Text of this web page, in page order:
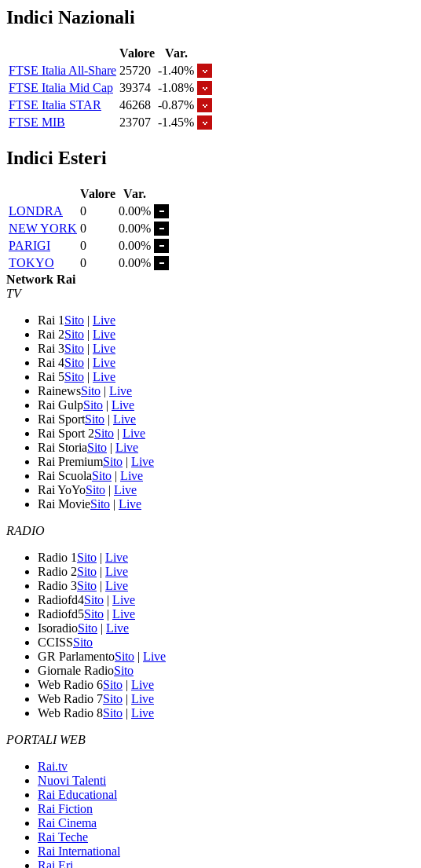
Indici Nazionali
Valore
Var.
FTSE Italia All-Share 25720 -1.40%
FTSE Italia Mid Cap 39374 -1.08%
FTSE Italia STAR
46268 -0.87%
FTSE MIB
23707 -1.45%
Indici Esteri
Valore Var.
LONDRA
0
0.00%
NEW YORK 0
0.00%
PARIGI
0
0.00%
TOKYO
0
0.00%
Network Rai
TV
Rai 1 Sito | Live
Rai 2Sito | Live
Rai 3Sito | Live
Rai 4Sito | Live
Rai 5Sito | Live
RainewsSito | Live
Rai GulpSito | Live
Rai SportSito | Live
Rai Sport 2Sito | Live
Rai StoriaSito | Live
Rai PremiumSito | Live
Rai ScuolaSito | Live
Rai YoYoSito | Live
Rai MovieSito | Live
RADIO
Radio 1 Sito | Live
Radio 2Sito | Live
Radio 3Sito | Live
Radiofd4Sito | Live
Radiofd5Sito | Live
IsoradioSito | Live
CCISSSito
GR ParlamentoSito | Live
Giornale RadioSito
Web Radio 6Sito | Live
Web Radio 7Sito | Live
Web Radio 8Sito | Live
PORTALI WEB
Rai.tv
Nuovi Talenti
Rai Educational
Rai Fiction
Rai Cinema
Rai Teche
Rai International
Rai Eri